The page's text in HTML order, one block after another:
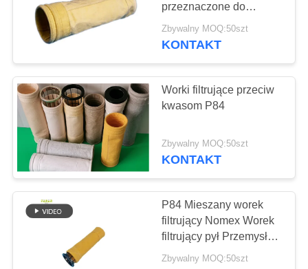
worki filtracyjne do
Filcowe worki
filtracyjne
przeznaczone do
zastosowań o wysokiej
temperaturze do 280
pyłu
Zbywalny MOQ:50szt
KONTAKT
Worki filtrujące przeciw
kwasom P84
Zbywalny MOQ:50szt
KONTAKT
P84 Mieszany worek
filtrujący Nomex Worek
filtrujący pył Przemysł
chemiczny Filtry worek
Zbywalny MOQ:50szt